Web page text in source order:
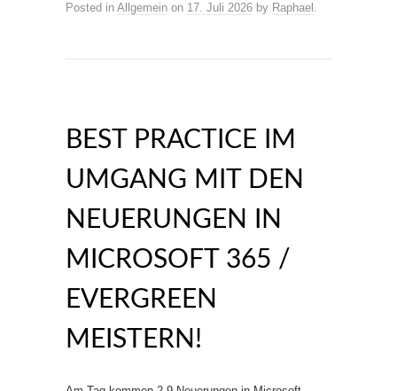
Posted in Allgemein on 17. Juli 2026 by Raphael .
BEST PRACTICE IM
UMGANG MIT DEN
NEUERUNGEN IN
MICROSOFT 365 /
EVERGREEN
MEISTERN!